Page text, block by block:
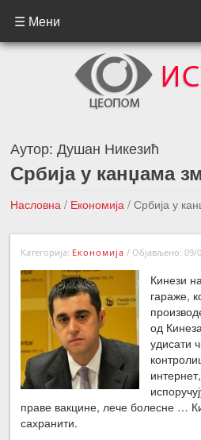
☰ Мени
Аутор:Душан Никезић
Србија у канџама
Насловна / Економија / Србија у
Категорија: Економија / Објављено: 09/
Кинези
гараже,
од
удисати
праве вакцине, лече болесне …
сахранити.